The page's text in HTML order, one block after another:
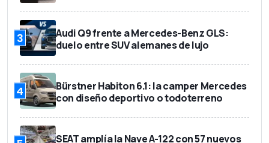
3
Audi Q9 frente a Mercedes-Benz GLS:
duelo entre SUV alemanes de lujo
4
Bürstner Habiton 6.1: la camper Mercedes
con diseño deportivo o todoterreno
SEAT amplía la Nave A-122 con 57 nuevos